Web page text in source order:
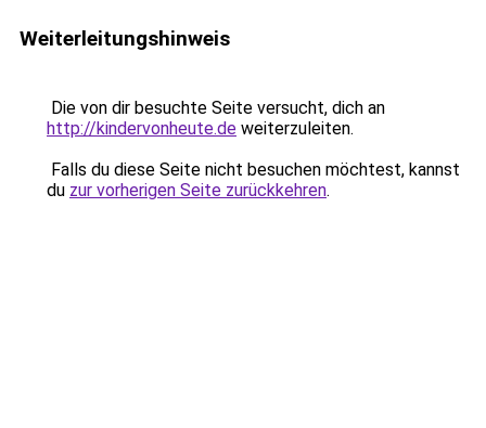
Weiterleitungshinweis
Die von dir besuchte Seite versucht, dich an
http://kindervonheute.de weiterzuleiten.
Falls du diese Seite nicht besuchen möchtest, kannst
du zur vorherigen Seite zurückkehren.